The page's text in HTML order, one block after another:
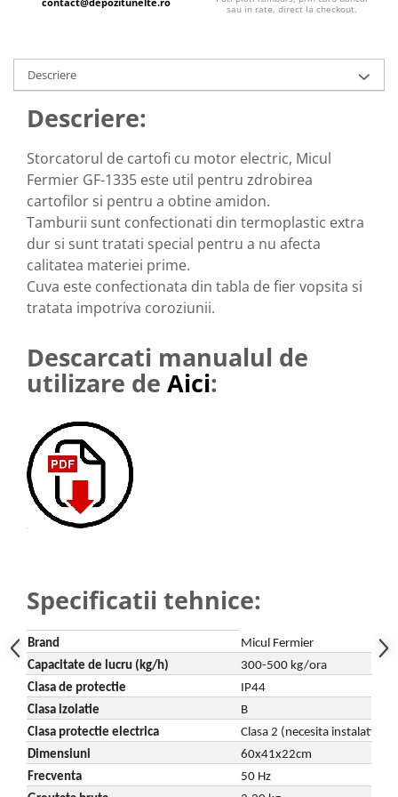
Instalatii sanitare
Chiuvete
Intretinere
Masini de tuns iarba
Motocoase
Accesorii motocositoare
Accesorii pentru masini de tuns
gazon
Masini de tuns iarba/gazon
Tractorase pentru gazon
Mori de macinat cereale
Pompe de apa
Accesorii pentru irigatii
Furtunuri
Hidrofoare
Pompe de apa de suprafata
Pompe recirculare
Timp liber
Alte vehicule electrice
ATV-uri
Biciclete
Scuter
Tocatoare resturi vegetale
Despicatoare de lemne
Granulatoare de furaje
Invertoare sudura - IGBT / MMA
Accesorii auto
Compresoare aer
Echipamente industriale de
brichetare / peletizare
Echipamente pentru protectia
muncii
Generatoare
Pistoale de lipit
sau in rate, direct la checkout.
Descriere
Descriere:
Storcatorul de cartofi cu motor electric, Micul
Fermier GF-1335 este util pentru zdrobirea
cartofilor si pentru a obtine amidon.
Tamburii sunt confectionati din termoplastic extra
dur si sunt tratati special pentru a nu afecta
calitatea materiei prime.
Cuva este confectionata din tabla de fier vopsita si
tratata impotriva coroziunii.
Descarcati manualul de
utilizare de Aici:
Specificatii tehnice:
Brand
Micul Fermier
Capacitate de lucru (kg/h)
300-500 kg/ora
Clasa de protectie
IP44
Clasa izolatie
B
Clasa protectie electrica
Clasa 2 (necesita instalatie
Dimensiuni
60x41x22cm
Frecventa
50 Hz